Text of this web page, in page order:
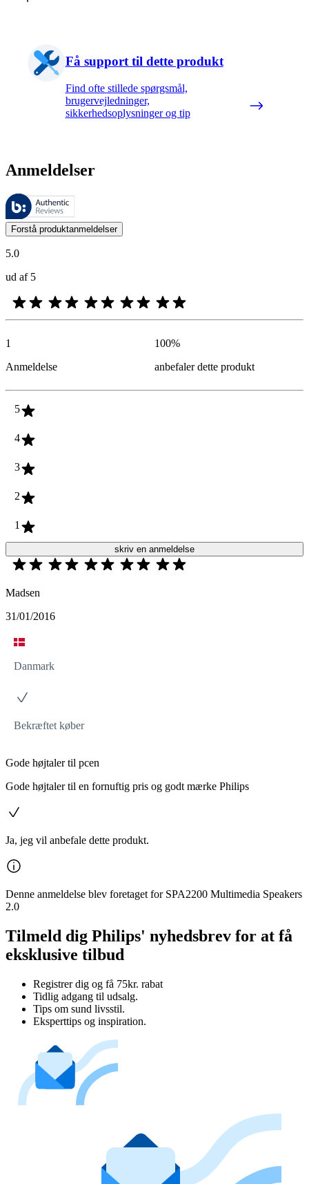
Få support til dette produkt
Find ofte stillede spørgsmål,
brugervejledninger,
sikkerhedsoplysninger og tip
Anmeldelser
Disse anmeldelser administreres af Bazaarvoice og er i
Kundernes meninger i form af produkt- og stjernevurderinger er
Forstå produktanmeldelser
5.0
ud af 5
1
Anmeldelse
100%
anbefaler dette produkt
5
4
3
2
1
skriv en anmeldelse
Madsen
31/01/2016
Danmark
Bekræftet køber
Gode højtaler til pcen
Gode højtaler til en fornuftig pris og godt mærke Philips
Ja, jeg vil anbefale dette produkt.
Denne anmeldelse blev foretaget for SPA2200 Multimedia Speakers
2.0
Tilmeld dig Philips' nyhedsbrev for at få
eksklusive tilbud
Registrer dig og få 75kr. rabat
Tidlig adgang til udsalg.
Tips om sund livsstil.
Eksperttips og inspiration.